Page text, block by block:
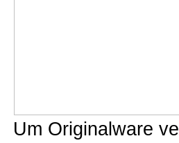
Um Originalware